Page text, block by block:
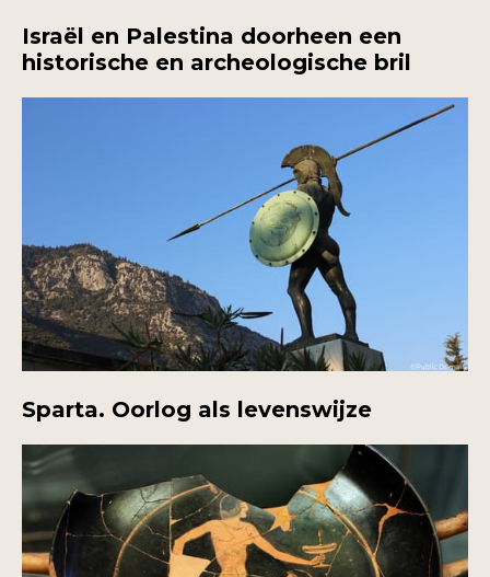
Israël en Palestina doorheen een
historische en archeologische bril
Sparta. Oorlog als levenswijze